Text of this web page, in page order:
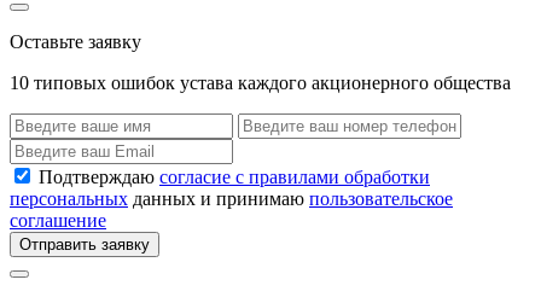
Оставьте заявку
10 типовых ошибок устава каждого акционерного общества
Подтверждаю согласие с правилами обработки
персональных данных и принимаю пользовательское
соглашение
Отправить заявку